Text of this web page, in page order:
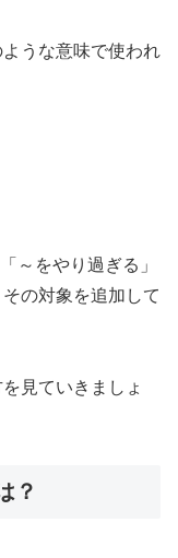
うな意味で使われ
～をやり過ぎる」
の対象を追加して
見ていきましょ
？